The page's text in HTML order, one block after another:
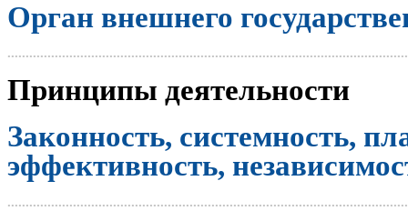
Орган внешнего
Принципы деятельности
Законность, системность,
эффективность,